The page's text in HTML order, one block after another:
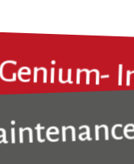
et adapter
toujours
et en s’assurant
et
et